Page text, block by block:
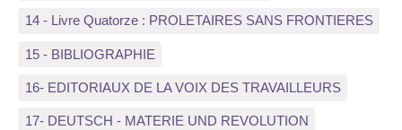
14 - Livre Quatorze : PROLETAIRES SANS FRONTIERES
15 - BIBLIOGRAPHIE
16- EDITORIAUX DE LA VOIX DES TRAVAILLEURS
17- DEUTSCH - MATERIE UND REVOLUTION